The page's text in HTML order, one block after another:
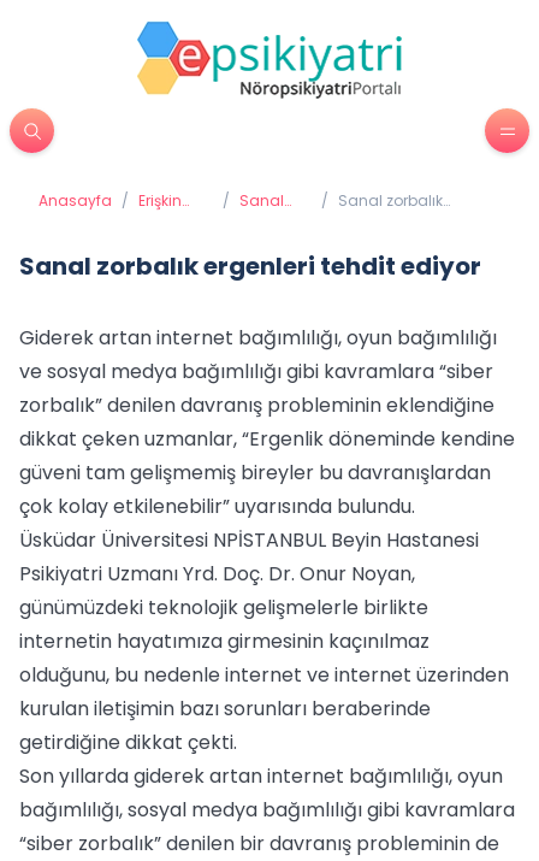
Anasayfa / Erişkin
/ Sanal
/ Sanal zorbalık
Sanal zorbalık ergenleri tehdit ediyor
Giderek artan internet bağımlılığı, oyun bağımlılığı
ve sosyal medya bağımlılığı gibi kavramlara “siber
zorbalık” denilen davranış probleminin eklendiğine
dikkat çeken uzmanlar, “Ergenlik döneminde kendine
güveni tam gelişmemiş bireyler bu davranışlardan
çok kolay etkilenebilir” uyarısında bulundu.
Üsküdar Üniversitesi NPİSTANBUL Beyin Hastanesi
Psikiyatri Uzmanı Yrd. Doç. Dr. Onur Noyan,
günümüzdeki teknolojik gelişmelerle birlikte
internetin hayatımıza girmesinin kaçınılmaz
olduğunu, bu nedenle internet ve internet üzerinden
kurulan iletişimin bazı sorunları beraberinde
getirdiğine dikkat çekti.
Son yıllarda giderek artan internet bağımlılığı, oyun
bağımlılığı, sosyal medya bağımlılığı gibi kavramlara
“siber zorbalık” denilen bir davranış probleminin de